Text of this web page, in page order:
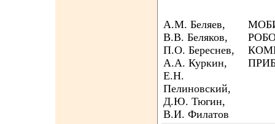
А.М. Беляев,
В.В. Беляков,
П.О. Береснев,
А.А. Куркин,
Е.Н.
Пелиновский,
Д.Ю. Тюгин,
В.И. Филатов